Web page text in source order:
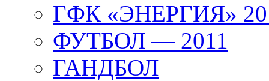
ГФК «ЭНЕРГИЯ»
ФУТБОЛ — 2011
ГАНДБОЛ